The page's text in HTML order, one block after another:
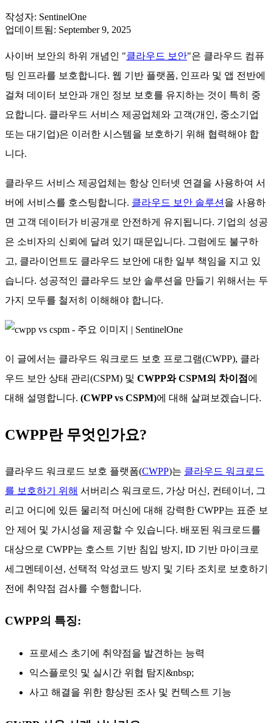
작성자: SentinelOne
업데이트됨: September 9, 2025
사이버 보안의 하위 개념인 "클라우드 보안"은 클라우드 컴퓨
팅 인프라를 보호합니다. 웹 기반 플랫폼, 인프라 및 앱 전반에
걸쳐 데이터 보안과 개인 정보 보호를 유지하는 것이 특히 중
요합니다. 클라우드 서비스 제공업체와 고객(개인, 중소기업
또는 대기업)은 이러한 시스템을 보호하기 위해 협력해야 합
니다.
클라우드 서비스 제공업체는 항상 인터넷 연결을 사용하여 서
버에 서비스를 호스팅합니다. 클라우드 보안 솔루션 을 사용하
면 고객 데이터가 비공개로 안전하게 유지됩니다. 기업의 성공
은 소비자의 신뢰에 달려 있기 때문입니다. 그럼에도 불구하
고, 클라이언트도 클라우드 보안에 대한 일부 책임을 지고 있
습니다. 성공적인 클라우드 보안 솔루션을 만들기 위해서는 두
가지 모두를 철저히 이해해야 합니다.
이 글에서는 클라우드 워크로드 보호 프로그램(CWPP), 클라
우드 보안 상태 관리(CSPM) 및 CWPP와 CSPM의 차이점 에
대해 설명합니다. (CWPP vs CSPM)에 대해 살펴보겠습니다.
CWPP란 무엇인가요?
클라우드 워크로드 보호 플랫폼(CWPP)는 클라우드 워크로드
를 보호하기 위해 서버리스 워크로드, 가상 머신, 컨테이너, 그
리고 어디에 있든 물리적 머신에 대해 강력한 CWPP는 표준 보
안 제어 및 가시성을 제공할 수 있습니다. 배포된 워크로드를
대상으로 CWPP는 호스트 기반 침입 방지, ID 기반 마이크로
세그멘테이션, 선택적 악성코드 방지 및 기타 조치로 보호하기
전에 취약점 검사를 수행합니다.
CWPP의 특징:
프로세스 초기에 취약점을 발견하는 능력
익스플로잇 및 실시간 위협 탐지&nbsp;
사고 해결을 위한 향상된 조사 및 컨텍스트 기능